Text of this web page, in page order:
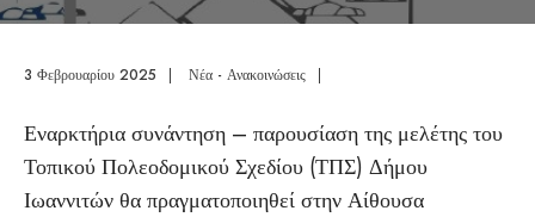
3 Φεβρουαρίου 2025 | Νέα - Ανακοινώσεις |
Εναρκτήρια συνάντηση – παρουσίαση της μελέτης του
Τοπικού Πολεοδομικού Σχεδίου (ΤΠΣ) Δήμου
Ιωαννιτών θα πραγματοποιηθεί στην Αίθουσα